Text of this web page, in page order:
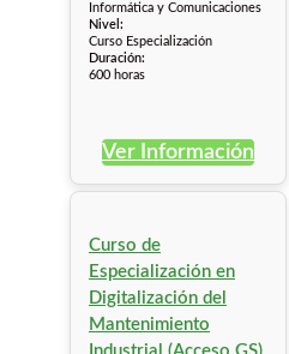
Informática y Comunicaciones
Nivel:
Curso Especialización
Duración:
600 horas
Ver Información
Curso de
Especialización en
Digitalización del
Mantenimiento